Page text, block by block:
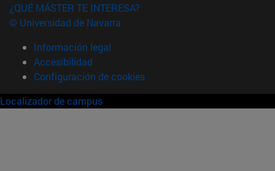
¿QUÉ MÁSTER TE INTERESA?
© Universidad de Navarra
Información legal
Accesibilidad
Configuración de cookies
Localizador de campus